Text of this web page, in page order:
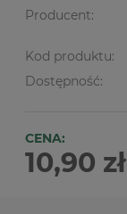
Producent:
Kod produktu:
Dostępność:
CENA:
10,90 zł